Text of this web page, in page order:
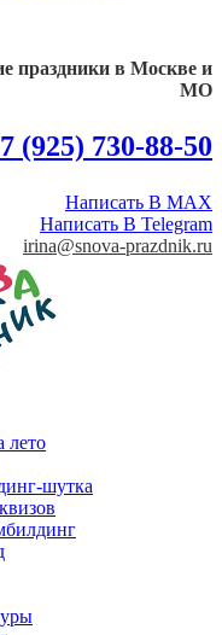
праздники в Москве и
МО
(925) 730-88-50
Написать В MAX
Написать В Telegram
irina@snova-prazdnik.ru
лето
шутка